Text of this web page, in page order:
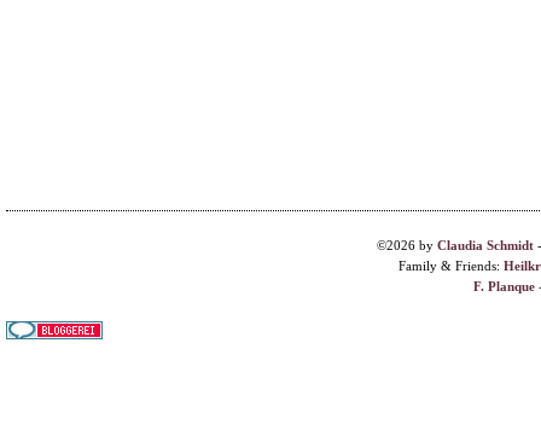
©2026 by Claudia Schmidt
Family & Friends:
F. Planque